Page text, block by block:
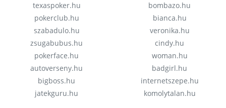
texaspoker.hu
pokerclub.hu
szabadulo.hu
zsugabubus.hu
pokerface.hu
autoverseny.hu
bigboss.hu
jatekguru.hu
bombazo.hu
bianca.hu
veronika.hu
cindy.hu
woman.hu
badgirl.hu
internetszepe.hu
komolytalan.hu